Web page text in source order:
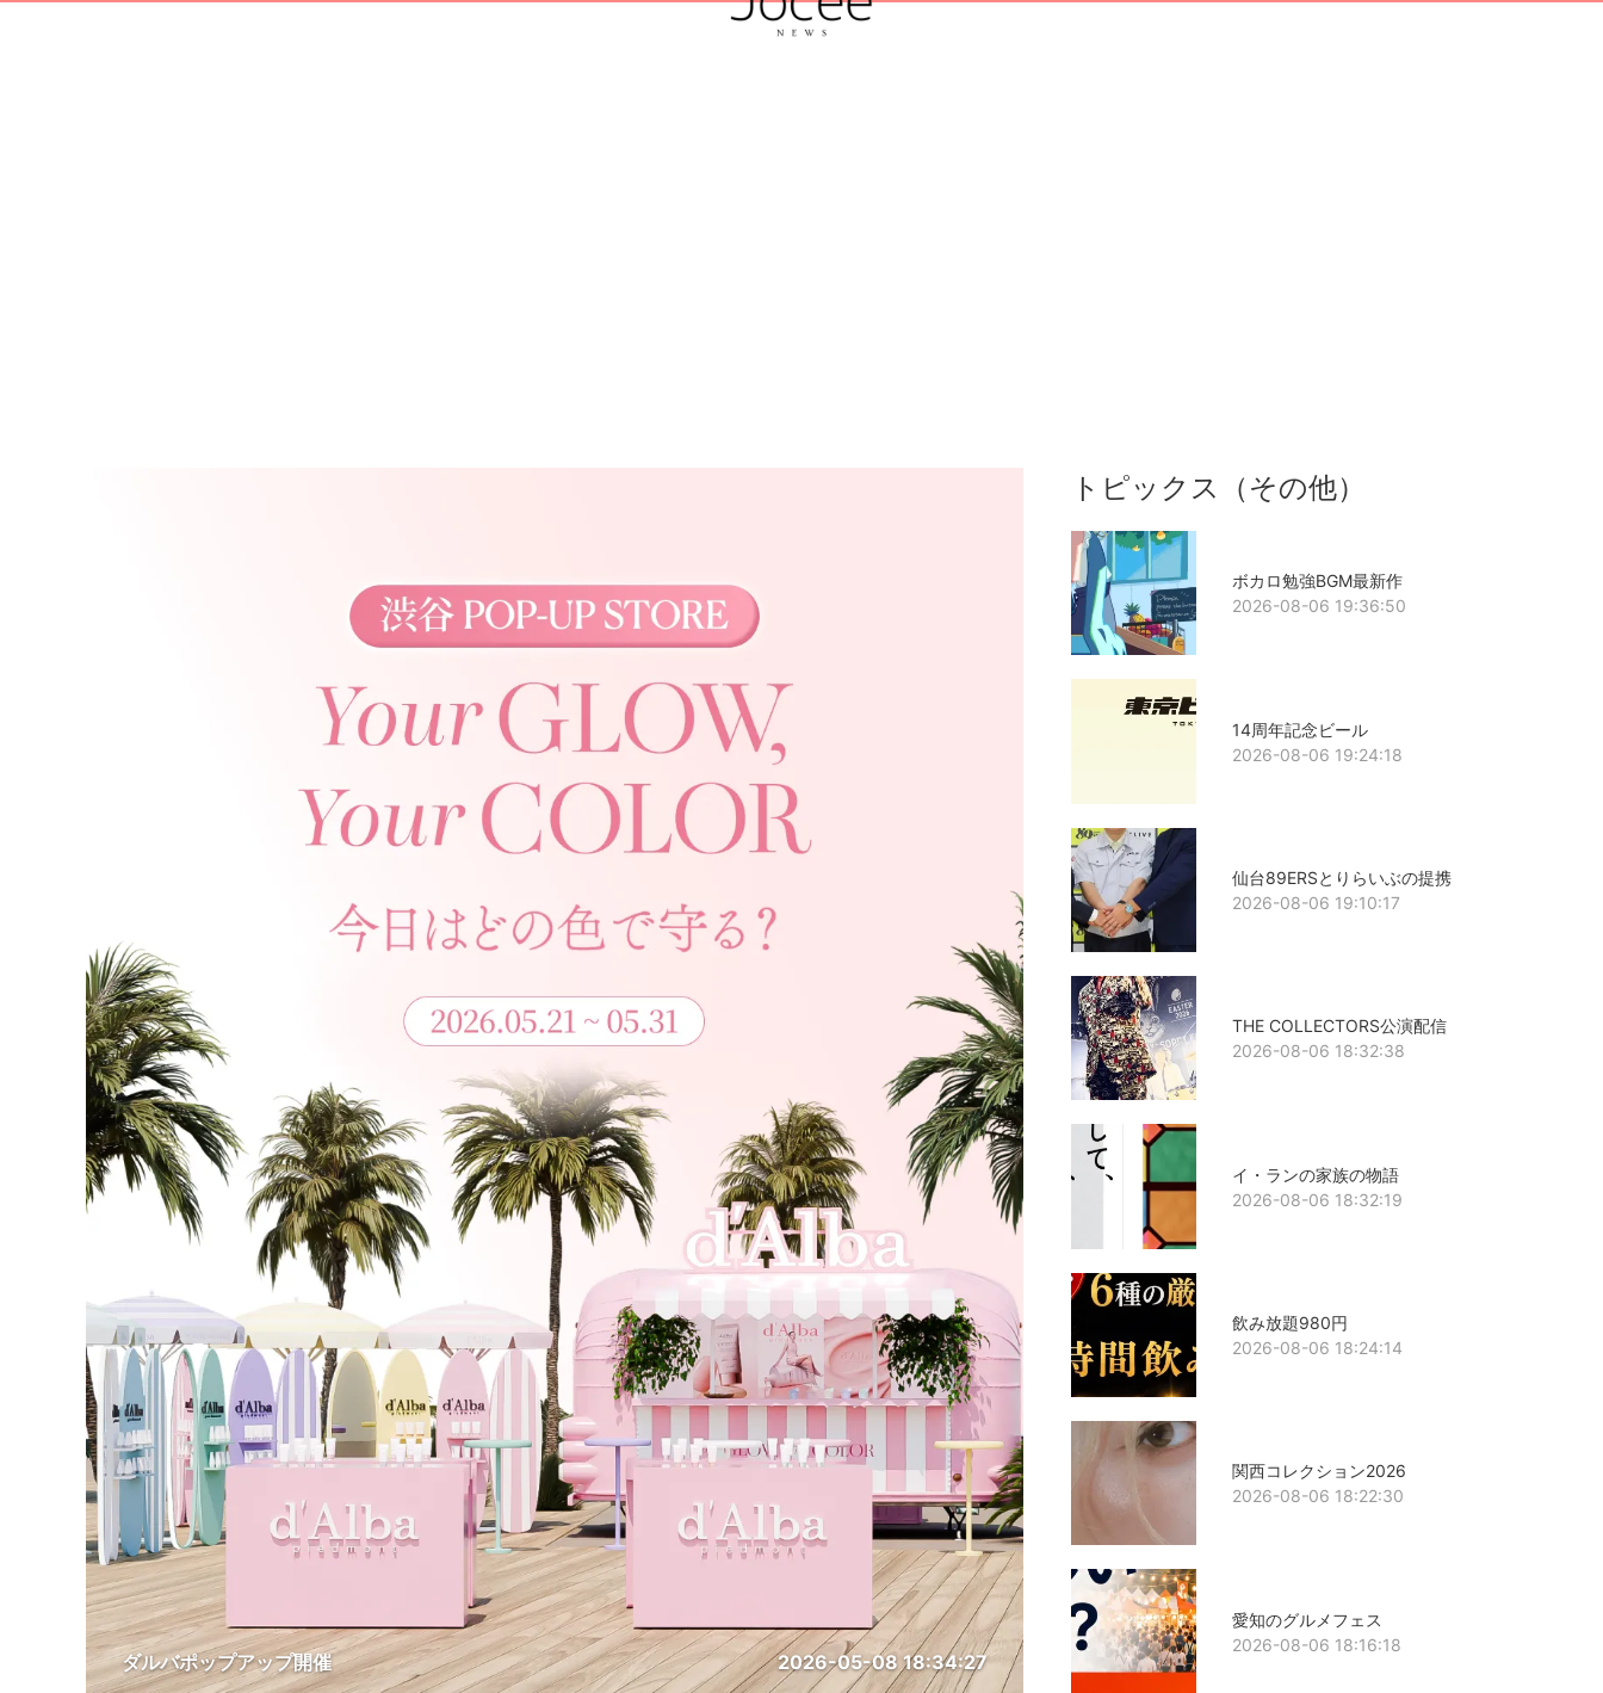
ダルバポップアップ開催 2026-05-08 18:34:27
トピックス（その他）
ボカロ勉強BGM最新作
2026-08-06 19:36:50
14周年記念ビール
2026-08-06 19:24:18
仙台89ERSとりらいぶの提携
2026-08-06 19:10:17
THE COLLECTORS公演配信
2026-08-06 18:32:38
イ・ランの家族の物語
2026-08-06 18:32:19
飲み放題980円
2026-08-06 18:24:14
関西コレクション2026
2026-08-06 18:22:30
愛知のグルメフェス
2026-08-06 18:16:18